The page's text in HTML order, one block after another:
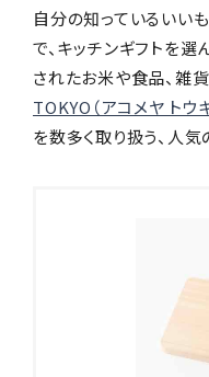
自分の知っているいい
で、キッチンギフトを
されたお米や食品、雑
TOKYO（アコメヤ トウ
を数多く取り扱う、人気